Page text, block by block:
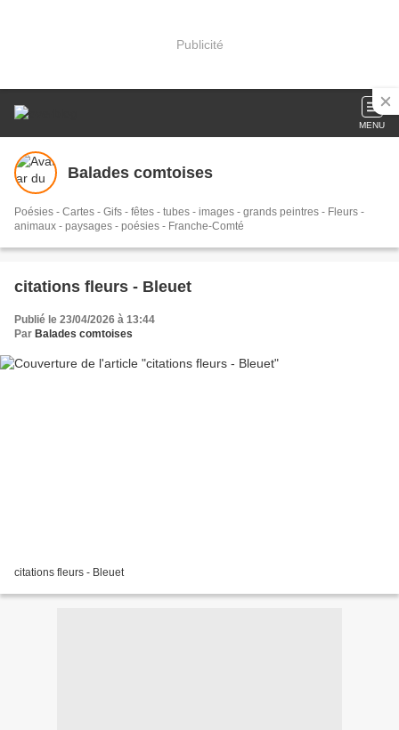
Publicité
MENU
Balades comtoises
Poésies - Cartes - Gifs - fêtes - tubes - images - grands peintres - Fleurs -
animaux - paysages - poésies - Franche-Comté
citations fleurs - Bleuet
Publié le 23/04/2026 à 13:44
Par Balades comtoises
citations fleurs - Bleuet